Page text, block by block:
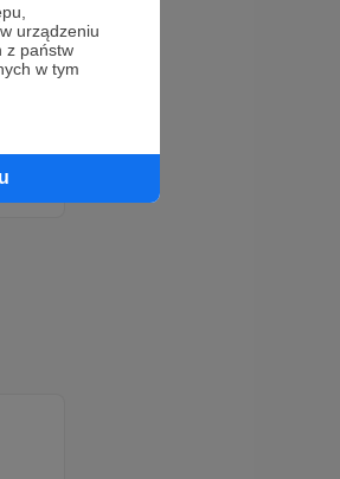
urządzeniu
z państw
w tym